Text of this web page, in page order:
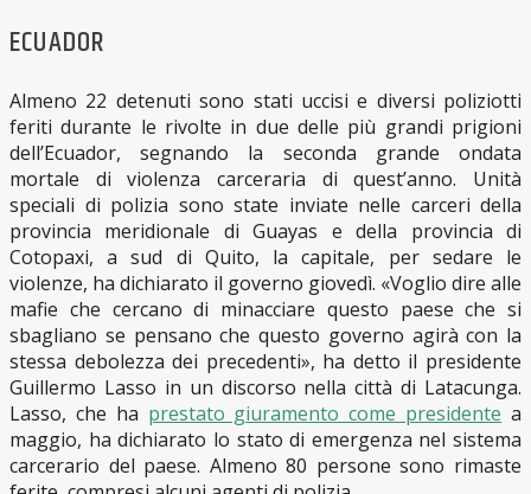
ECUADOR
Almeno 22 detenuti sono stati uccisi e diversi poliziotti
feriti durante le rivolte in due delle più grandi prigioni
dell’Ecuador, segnando la seconda grande ondata
mortale di violenza carceraria di quest’anno. Unità
speciali di polizia sono state inviate nelle carceri della
provincia meridionale di Guayas e della provincia di
Cotopaxi, a sud di Quito, la capitale, per sedare le
violenze, ha dichiarato il governo giovedì. «Voglio dire alle
mafie che cercano di minacciare questo paese che si
sbagliano se pensano che questo governo agirà con la
stessa debolezza dei precedenti», ha detto il presidente
Guillermo Lasso in un discorso nella città di Latacunga.
Lasso, che ha prestato giuramento come presidente a
maggio, ha dichiarato lo stato di emergenza nel sistema
carcerario del paese. Almeno 80 persone sono rimaste